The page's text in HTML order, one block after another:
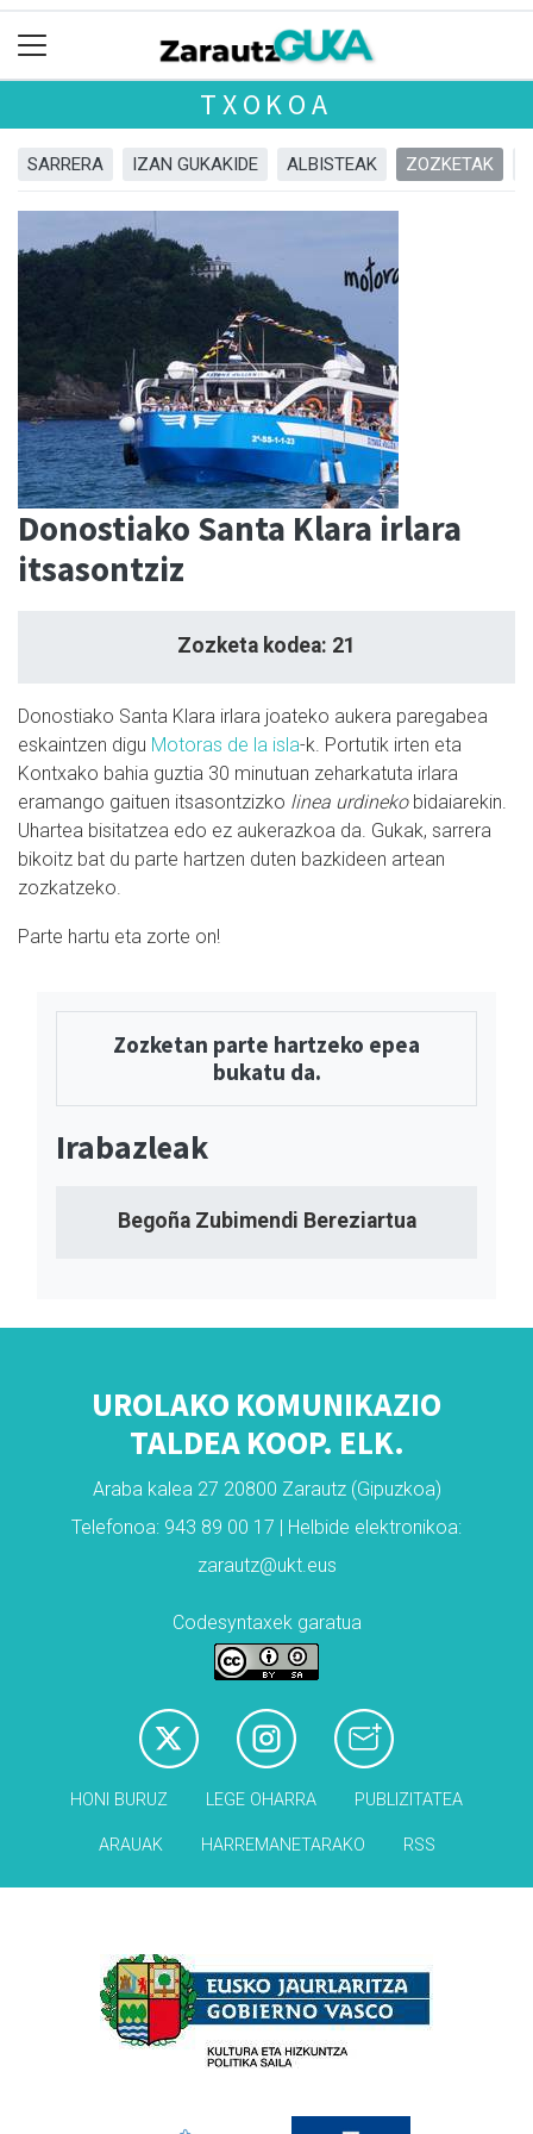
TXOKOA
SARRERA IZAN GUKAKIDE ALBISTEAK ZOZKETAK
Donostiako Santa Klara irlara
itsasontziz
Zozketa kodea: 21
Donostiako Santa Klara irlara joateko aukera paregabea
eskaintzen digu Motoras de la isla-k. Portutik irten eta
Kontxako bahia guztia 30 minutuan zeharkatuta irlara
eramango gaituen itsasontzizko linea urdinekobidaiarekin.
Uhartea bisitatzea edo ez aukerazkoa da. Gukak, sarrera
bikoitz bat du parte hartzen duten bazkideen artean
zozkatzeko.
Parte hartu eta zorte on!
Zozketan parte hartzeko epea
bukatu da.
Irabazleak
Begoña Zubimendi Bereziartua
UROLAKO KOMUNIKAZIO
TALDEA KOOP. ELK.
Araba kalea 27 20800 Zarautz (Gipuzkoa)
Telefonoa: 943 89 00 17 | Helbide elektronikoa:
zarautz@ukt.eus
Codesyntaxek garatua
HONI BURUZ LEGE OHARRA PUBLIZITATEA
ARAUAK HARREMANETARAKO RSS